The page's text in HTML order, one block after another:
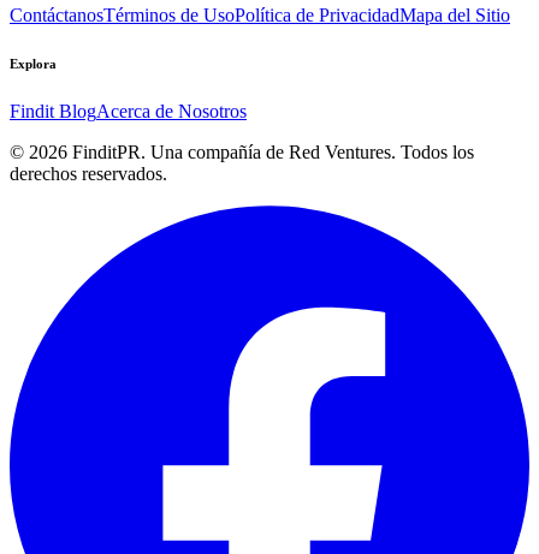
ContáctanosTérminos de UsoPolítica de PrivacidadMapa del Sitio
Explora
Findit BlogAcerca de Nosotros
© 2026 FinditPR. Una compañía de Red Ventures. Todos los
derechos reservados.